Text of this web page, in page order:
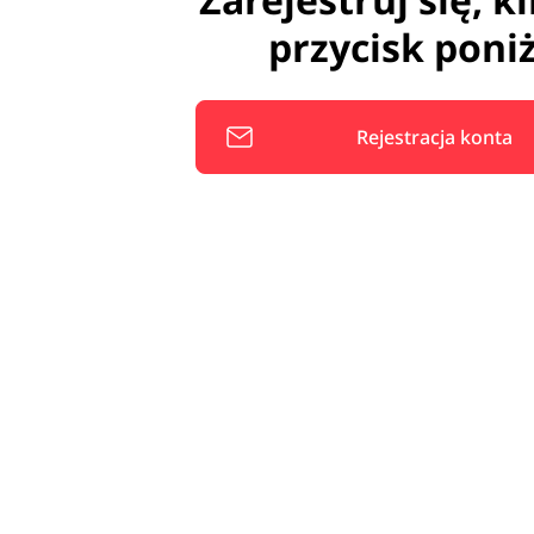
przycisk
Rejestracja konta